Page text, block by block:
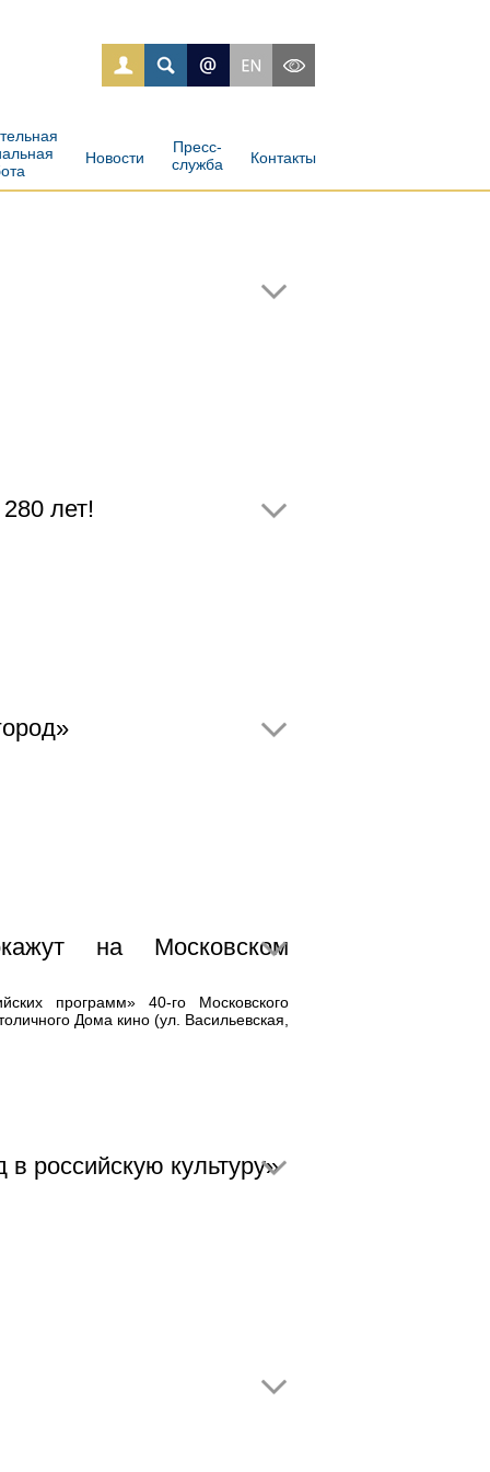
Новости
Пресс-
служба
Контакты
лет!
на Московском
программ» 40-го Московского
Дома кино (ул. Васильевская,
российскую культуру»